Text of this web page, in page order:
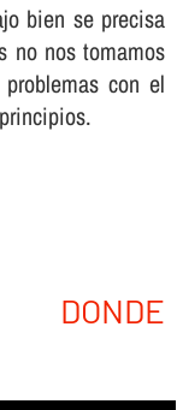
bien se precisa
no nos tomamos
con el